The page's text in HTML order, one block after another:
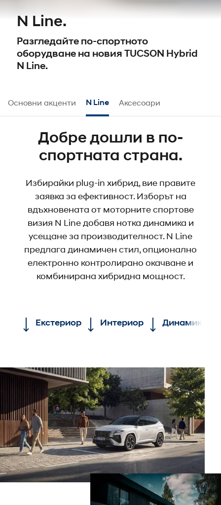
N Line.
Разгледайте по-спортното
оборудване на новия TUCSON Hybrid
N Line.
Основни акценти N Line Аксесоари
Добре дошли в по-
спортната страна.
Избирайки plug-in хибрид, вие правите
заявка за ефективност. Изборът на
вдъхновената от моторните спортове
визия N Line добавя нотка динамика и
усещане за производителност. N Line
предлага динамичен стил, опционално
електронно контролирано окачване и
комбинирана хибридна мощност.
Екстериор Интериор Динамика